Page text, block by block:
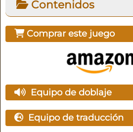
Contenidos
Comprar este juego
Equipo de doblaje
Equipo de traducción